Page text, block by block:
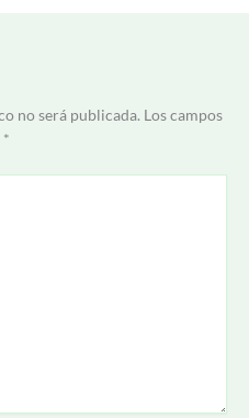
no será publicada. Los campos
*